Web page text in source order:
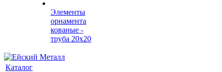
Элементы
орнамента
кованые -
труба 20х20
Каталог